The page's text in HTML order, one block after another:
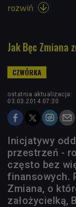
rozwiń 
Jak Bęc Zmiana
ostatnia aktualizacja:
03.03.2014 07:30
Inicjatywy
przestrzeń -
często bez
finansowych.
Zmiana, o
założycielką,